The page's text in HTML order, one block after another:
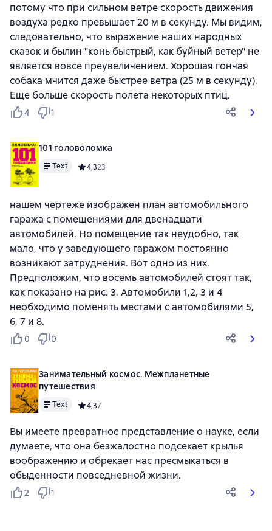
потому что при сильном ветре скорость движения
воздуха редко превышает 20 м в секунду. Мы видим,
следовательно, что выражение наших народных
сказок и былин "конь быстрый, как буйный ветер" не
является вовсе преувеличением. Хорошая гончая
собака мчится даже быстрее ветра (25 м в секунду).
Еще больше скорость полета некоторых птиц.
4 1
101 головоломка
Text Средний рейтинг 4,3 на основе 23 оценок
4,323
нашем чертеже изображен план автомобильного
гаража с помещениями для двенадцати
автомобилей. Но помещение так неудобно, так
мало, что у заведующего гаражом постоянно
возникают затруднения. Вот одно из них.
Предположим, что восемь автомобилей стоят так,
как показано на рис. 3. Автомобили 1,2, 3 и 4
необходимо поменять местами с автомобилями 5,
6, 7 и 8.
0 0
Занимательный космос. Межпланетные
путешествия
Text Средний рейтинг 4,3 на основе 7 оценок
4,37
Вы имеете превратное представление о науке, если
думаете, что она безжалостно подсекает крылья
воображению и обрекает нас пресмыкаться в
обыденности повседневной жизни.
2 1